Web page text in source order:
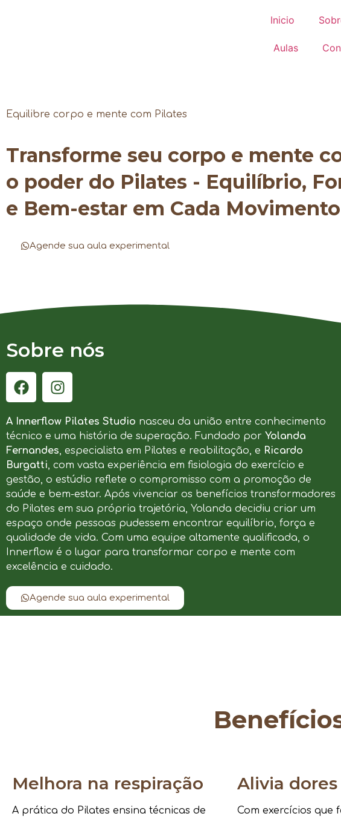
Inicio
Aulas
Equilibre corpo e mente com Pilates
Transforme seu corpo e mente
o poder do Pilates - Equilíbrio,
e Bem-estar em Cada Movimento
Agende sua aula experimental
Sobre nós
A Innerflow Pilates Studio nasceu da união entre conhecimento
técnico e uma história de superação. Fundado por Yolanda
Fernandes, especialista em Pilates e reabilitação, e Ricardo
Burgatti, com vasta experiência em fisiologia do exercício e
gestão, o estúdio reflete o compromisso com a promoção de
saúde e bem-estar. Após vivenciar os benefícios transformadores
do Pilates em sua própria trajetória, Yolanda decidiu criar um
espaço onde pessoas pudessem encontrar equilíbrio, força e
qualidade de vida. Com uma equipe altamente qualificada, o
Innerflow é o lugar para transformar corpo e mente com
excelência e cuidado.
Agende sua aula experimental
Melhora na respiração
A prática do Pilates ensina técnicas de
Alivia
Com exercícios que